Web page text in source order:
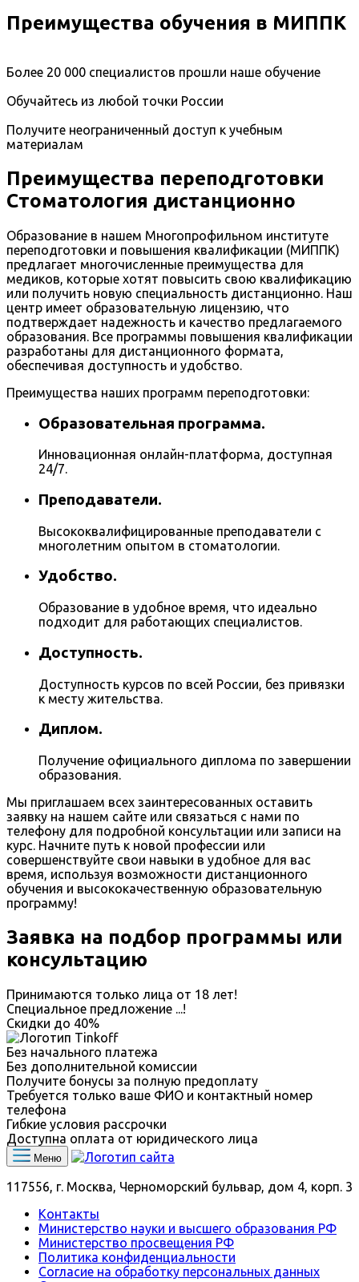
Преимущества обучения в МИППК
Более 20 000 специалистов прошли наше обучение
Обучайтесь из любой точки России
Получите неограниченный доступ к учебным
материалам
Преимущества переподготовки
Стоматология дистанционно
Образование в нашем Многопрофильном институте
переподготовки и повышения квалификации (МИППК)
предлагает многочисленные преимущества для
медиков, которые хотят повысить свою квалификацию
или получить новую специальность дистанционно. Наш
центр имеет образовательную лицензию, что
подтверждает надежность и качество предлагаемого
образования. Все программы повышения квалификации
разработаны для дистанционного формата,
обеспечивая доступность и удобство.
Преимущества наших программ переподготовки:
Образовательная программа.
Инновационная онлайн-платформа, доступная
24/7.
Преподаватели.
Высококвалифицированные преподаватели с
многолетним опытом в стоматологии.
Удобство.
Образование в удобное время, что идеально
подходит для работающих специалистов.
Доступность.
Доступность курсов по всей России, без привязки
к месту жительства.
Диплом.
Получение официального диплома по завершении
образования.
Мы приглашаем всех заинтересованных оставить
заявку на нашем сайте или связаться с нами по
телефону для подробной консультации или записи на
курс. Начните путь к новой профессии или
совершенствуйте свои навыки в удобное для вас
время, используя возможности дистанционного
обучения и высококачественную образовательную
программу!
Заявка на подбор программы или
консультацию
Принимаются только лица от 18 лет!
Специальное предложение ...!
Скидки до 40%
Без начального платежа
Без дополнительной комиссии
Получите бонусы за полную предоплату
Требуется только ваше ФИО и контактный номер
телефона
Гибкие условия рассрочки
Доступна оплата от юридического лица
Меню
117556, г. Москва, Черноморский бульвар, дом 4, корп. 3
Контакты
Министерство науки и высшего образования РФ
Министерство просвещения РФ
Политика конфиденциальности
Согласие на обработку персональных данных